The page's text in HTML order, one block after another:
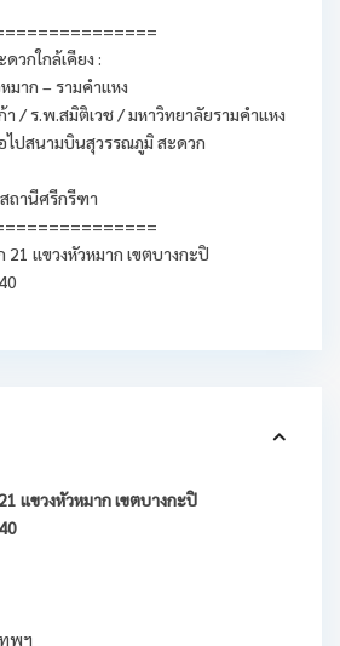
วกใกล้เคียง :
มาก – รามคำแหง
า / ร.พ.สมิติเวช / มหาวิทยาลัยรามคำแหง
อไปสนามบินสุวรรณภูมิ สะดวก
ถานีศรีกรีฑา
แขวงหัวหมาก เขตบางกะปิ
แขวงหัวหมาก เขตบางกะปิ
ทพฯ